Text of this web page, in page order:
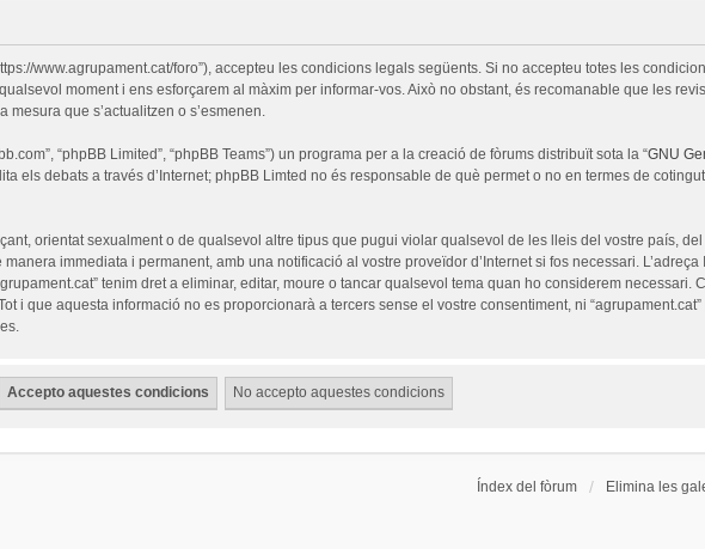
www.agrupament.cat/foro”), accepteu les condicions legals següents. Si no accepteu totes les
moment i ens esforçarem al màxim per informar-vos. Això no obstant, és recomanable que les
que s’actualitzen o s’esmenen.
“phpBB Limited”, “phpBB Teams”) un programa per a la creació de fòrums distribuït sota la “GNU
els debats a través d’Internet; phpBB Limted no és responsable de què permet o no en termes de
orientat sexualment o de qualsevol altre tipus que pugui violar qualsevol de les lleis del vostre país, del
immediata i permanent, amb una notificació al vostre proveïdor d’Internet si fos necessari. L’adreça
tenim dret a eliminar, editar, moure o tancar qualsevol tema quan ho considerem necessari.
i que aquesta informació no es proporcionarà a tercers sense el vostre consentiment, ni
Índex del fòrum Elimina les